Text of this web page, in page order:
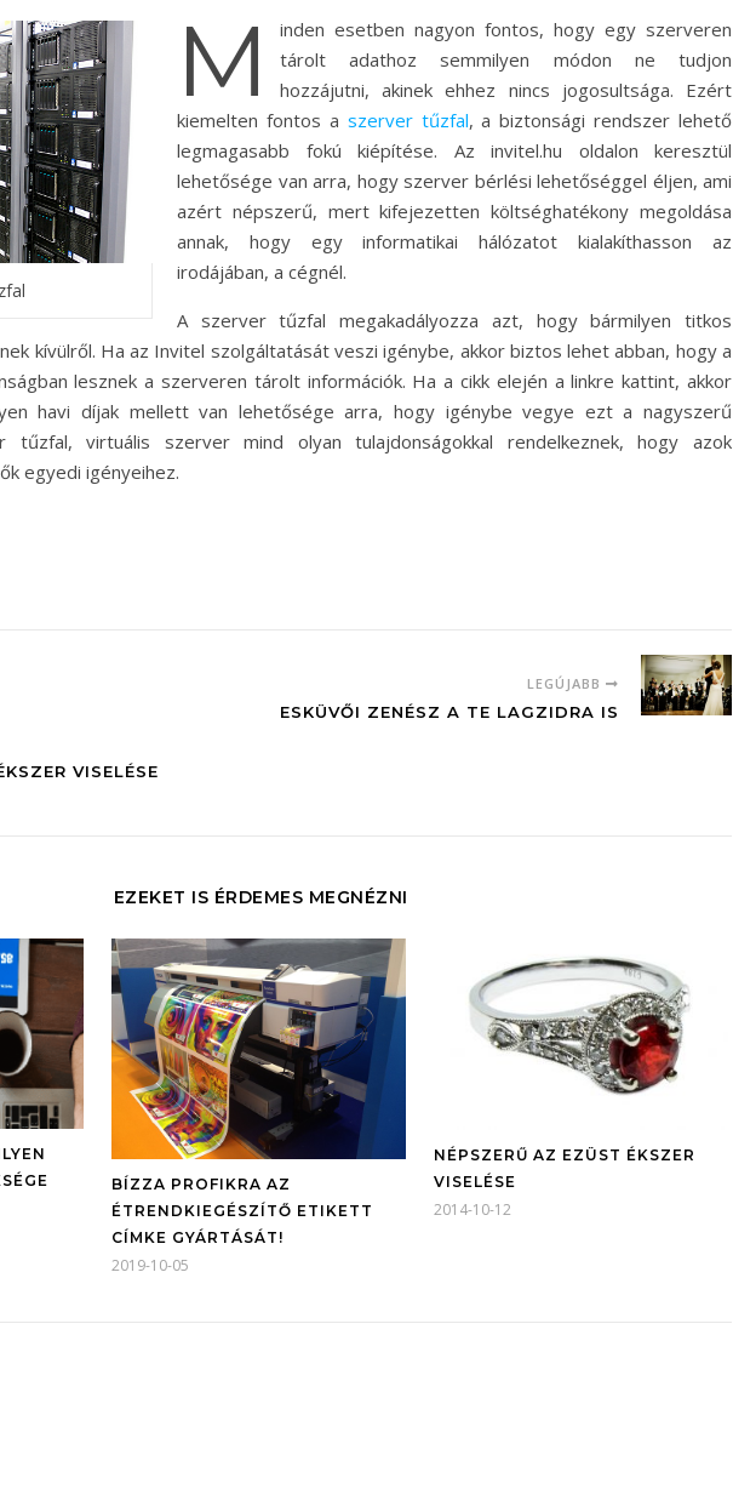
M
inden esetben nagyon fontos, hogy egy szerveren
tárolt adathoz semmilyen módon ne tudjon
hozzájutni, akinek ehhez nincs jogosultsága. Ezért
kiemelten fontos a szerver tűzfal, a biztonsági rendszer lehető
legmagasabb fokú kiépítése. Az invitel.hu oldalon keresztül
lehetősége van arra, hogy szerver bérlési lehetőséggel éljen, ami
azért népszerű, mert kifejezetten költséghatékony megoldása
annak, hogy egy informatikai hálózatot kialakíthasson az
irodájában, a cégnél.
A szerver tűzfal megakadályozza azt, hogy bármilyen titkos
kívülről. Ha az Invitel szolgáltatását veszi igénybe, akkor biztos lehet abban, hogy a
lesznek a szerveren tárolt információk. Ha a cikk elején a linkre kattint, akkor
havi díjak mellett van lehetősége arra, hogy igénybe vegye ezt a nagyszerű
tűzfal, virtuális szerver mind olyan tulajdonságokkal rendelkeznek, hogy azok
egyedi igényeihez.
VISELÉSE
LEGÚJABB
ESKÜVŐI ZENÉSZ A TE LAGZIDRA IS
EZEKET IS ÉRDEMES MEGNÉZNI
BÍZZA PROFIKRA AZ
ÉTRENDKIEGÉSZÍTŐ ETIKETT
CÍMKE GYÁRTÁSÁT!
2019-10-05
NÉPSZERŰ AZ EZÜST ÉKSZER
VISELÉSE
2014-10-12